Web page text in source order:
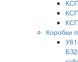
Коробки